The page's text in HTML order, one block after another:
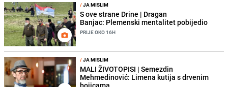
/JA MISLIM
S ove strane Drine | Dragan
Banjac: Plemenski mentalitet pobijedio
PRIJE OKO 16H
/JA MISLIM
MALI ŽIVOTOPISI | Semezdin
Mehmedinović: Limena kutija s drvenim